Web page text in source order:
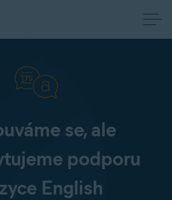
se, ale
podporu
English